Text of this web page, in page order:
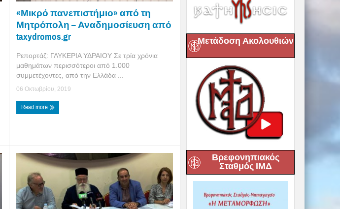
«Μικρό πανεπιστήμιο» από τη
Μητρόπολη – Αναδημοσίευση από
taxydromos.gr
Ρεπορτάζ: ΓΛΥΚΕΡΙΑ ΥΔΡΑΙΟΥ Σε τρία χρόνια
μαθημάτων περισσότεροι από 1.000
συμμετέχοντες, από την Ελλάδα ...
06 Οκτωβρίου, 2019
Read more
Μετάδοση Ακολουθιών
Βρεφονηπιακός
Σταθμός ΙΜΔ